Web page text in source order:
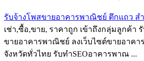
รับจ้างโพสขายอาคารพาณิชย์ ตึกแถว ส
เช่า,ซื้อ,ขาย, ราคาถูก เข้าถึงกลุ่มลูกค้า
ขายอาคารพาณิชย์ ลงเว็บไซต์ขายอาค
จังหวัดทั่วไทย รับทำSEOอาคารพาณ ...